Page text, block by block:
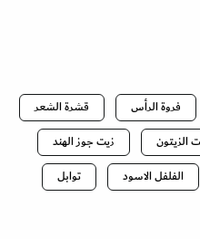
فروة الرأس
قشرة الشعر
الزيتون
زيت جوز الهند
الفلفل الاسود توابل